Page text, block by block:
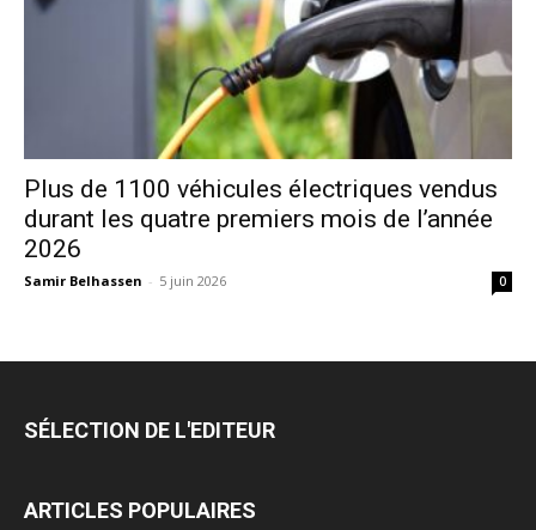
Plus de 1100 véhicules électriques vendus
durant les quatre premiers mois de l’année
2026
Samir Belhassen - 5 juin 2026 0
SÉLECTION DE L'EDITEUR
ARTICLES POPULAIRES